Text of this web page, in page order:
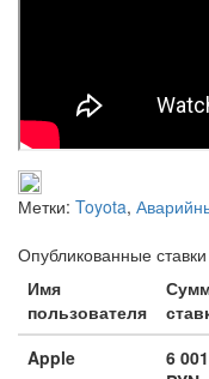
Метки: Toyota,
Опубликованные ставки
Имя
пользователя
Apple
6